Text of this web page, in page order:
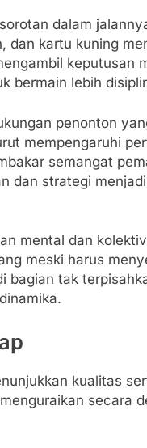
dalam
dan kartu kuning
keputusan
bermain lebih
penonton
mempengaruhi
semangat
dan strategi
mental dan
meski harus
bagian tak
kualitas
secara